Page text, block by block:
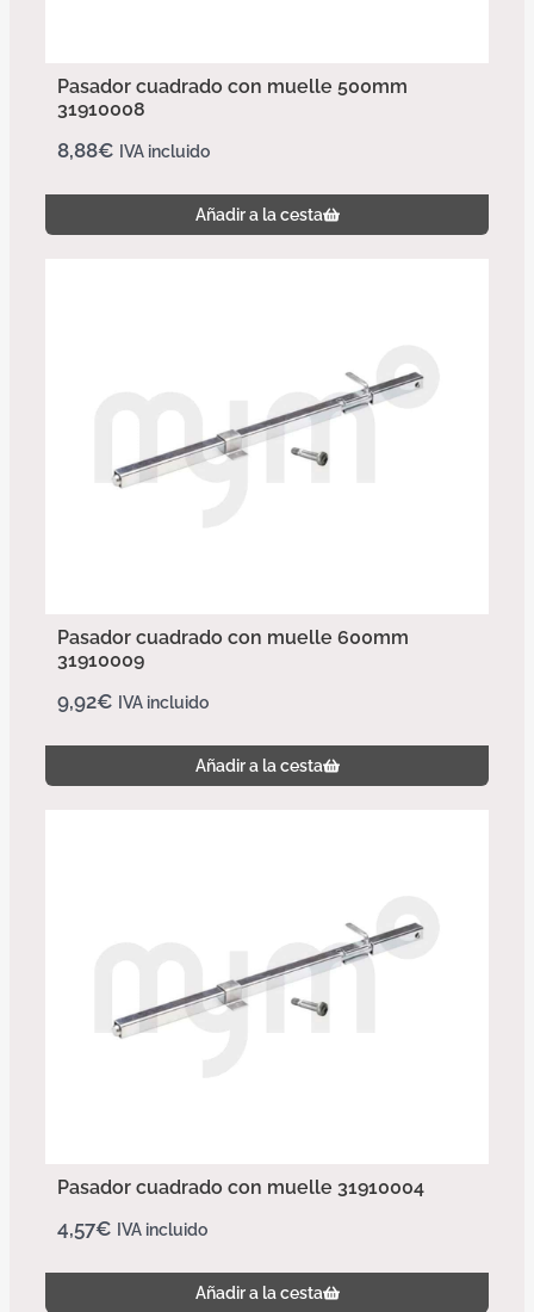
Pasador cuadrado con muelle 500mm
31910008
8,88€ IVA incluido
Añadir a la cesta
Pasador cuadrado con muelle 600mm
31910009
9,92€ IVA incluido
Añadir a la cesta
Pasador cuadrado con muelle 31910004
4,57€ IVA incluido
Añadir a la cesta